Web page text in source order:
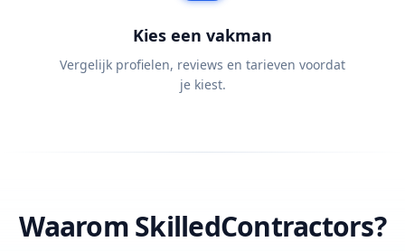
Kies een vakman
Vergelijk profielen, reviews en tarieven voordat
je kiest.
Waarom SkilledContractors?